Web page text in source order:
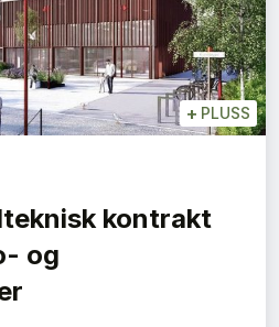
+ PLUSS
kontrakt
og